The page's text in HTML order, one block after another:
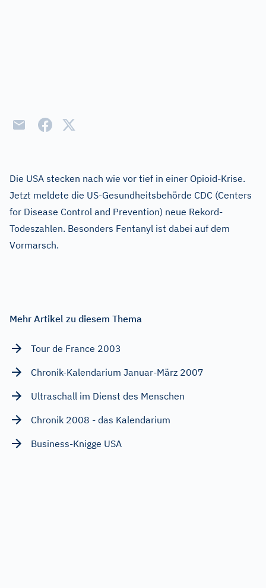
Die USA stecken nach wie vor tief in einer Opioid-Krise.
Jetzt meldete die US-Gesundheitsbehörde CDC (Centers
for Disease Control and Prevention) neue Rekord-
Todeszahlen. Besonders Fentanyl ist dabei auf dem
Vormarsch.
Mehr Artikel zu diesem Thema
Tour de France 2003
Chronik-Kalendarium Januar-März 2007
Ultraschall im Dienst des Menschen
Chronik 2008 - das Kalendarium
Business-Knigge USA